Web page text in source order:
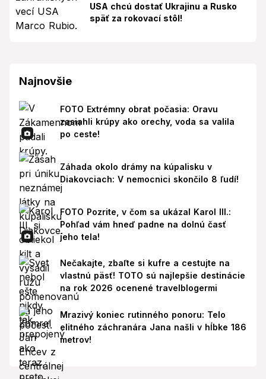
USA chcú dostať Ukrajinu a Rusko
späť za rokovací stôl!
Najnovšie
FOTO Extrémny obrat počasia: Oravu
zasiahli krúpy ako orechy, voda sa valila
po ceste!
Záhada okolo drámy na kúpalisku v
Diakovciach: V nemocnici skončilo 8 ľudí!
FOTO Pozrite, v čom sa ukázal Karol III.:
Pohľad vám hneď padne na dolnú časť
jeho tela!
Nečakajte, zbaľte si kufre a cestujte na
vlastnú päsť! TOTO sú najlepšie destinácie
na rok 2026 ocenené travelblogermi
Mrazivý koniec rutinného ponoru: Telo
elitného záchranára Jana našli v hĺbke 186
metrov!